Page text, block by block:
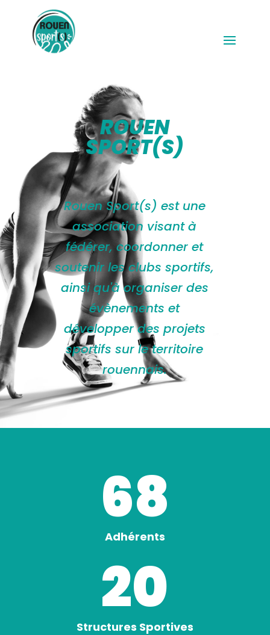
ROUEN
SPORT(S)
Rouen Sport(s) est une
association visant à
fédérer, coordonner et
soutenir les clubs sportifs,
ainsi qu'à organiser des
évènements et
développer des projets
sportifs sur le territoire
rouennais.
68
Adhérents
20
Structures Sportives